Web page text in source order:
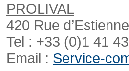
PROLIVAL
420 Rue
Tel : +33 (0)1 41
Email : Service-